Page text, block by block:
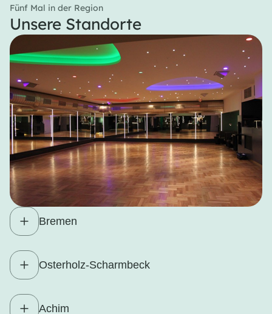
Fünf Mal in der Region
Unsere Standorte
Bremen
Osterholz-Scharmbeck
Achim